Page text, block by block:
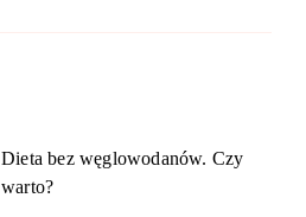
Dieta bez węglowodanów. Czy
warto?